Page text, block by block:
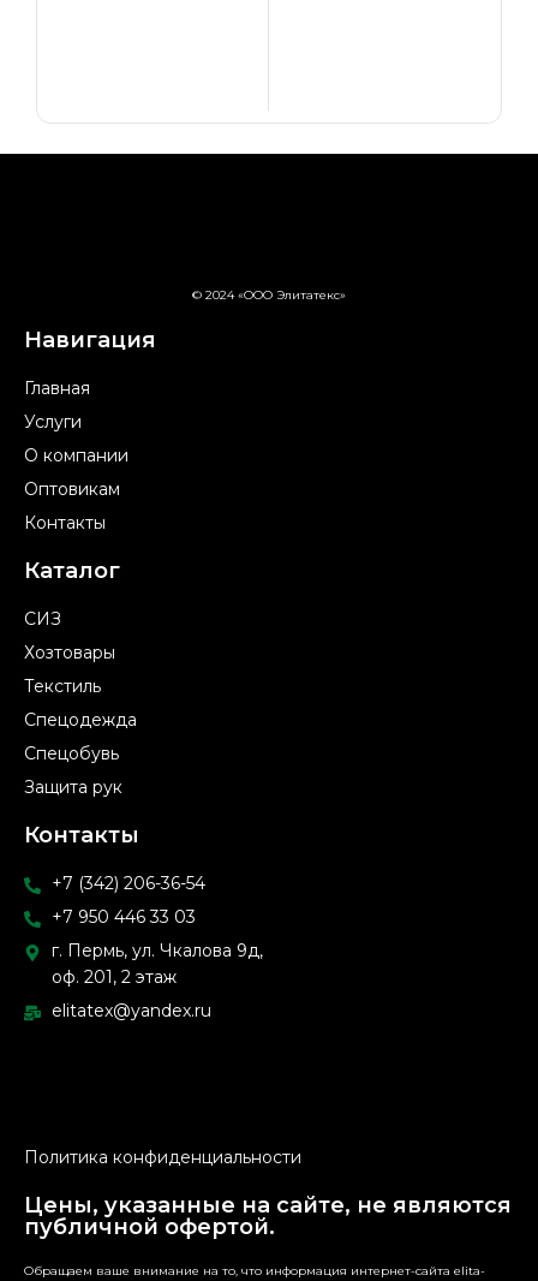
© 2024 «ООО Элитатекс»
Навигация
Главная
Услуги
О компании
Оптовикам
Контакты
Каталог
СИЗ
Хозтовары
Текстиль
Спецодежда
Спецобувь
Защита рук
Контакты
+7 (342) 206-36-54
+7 950 446 33 03
г. Пермь, ул. Чкалова 9д,
оф. 201, 2 этаж
elitatex@yandex.ru
Политика конфиденциальности
Цены, указанные на сайте, не являются
публичной офертой.
Обращаем ваше внимание на то, что информация интернет-сайта elita-